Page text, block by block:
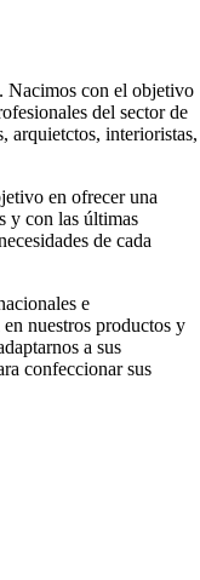
Nacimos con el objetivo
del sector de
arquietctos, interioristas,
en ofrecer una
y con las últimas
de cada
e
nuestros productos y
a sus
confeccionar sus